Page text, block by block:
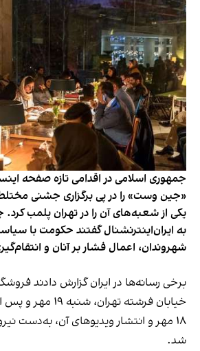
جمهوری اسلامی در اقدامی تازه صفحه
«جین وست» را در پی برگزاری جشنی
یکی از شعبه‌های آن را در تهران پلمب کرد.
به ایران‌اینترنشنال گفتند حکومت با
شهروندان، اعمال فشار بر آنان و
برخی رسانه‌ها در ایران گزارش دادند
خیابان فرشته
۱۸ مهر و انتشار ویدیوهای آن، به‌دست
شد.